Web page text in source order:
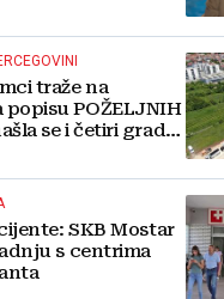
traže na
popisu POŽELJNIH
se i četiri grada
SKB Mostar
s centrima